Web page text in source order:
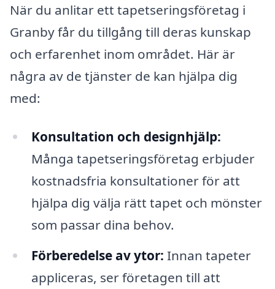
När du anlitar ett tapetseringsföretag i
Granby får du tillgång till deras kunskap
och erfarenhet inom området. Här är
några av de tjänster de kan hjälpa dig
med:
Konsultation och designhjälp:
Många tapetseringsföretag erbjuder
kostnadsfria konsultationer för att
hjälpa dig välja rätt tapet och mönster
som passar dina behov.
Förberedelse av ytor: Innan tapeter
appliceras, ser företagen till att